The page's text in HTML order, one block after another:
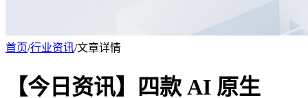
首页/行业资讯/文章详情
【今日资讯】四款 AI 原生